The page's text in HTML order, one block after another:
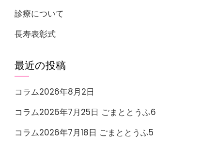
診療について
長寿表彰式
最近の投稿
コラム2026年8月2日
コラム2026年7月25日 ごまととうふ6
コラム2026年7月18日 ごまととうふ5